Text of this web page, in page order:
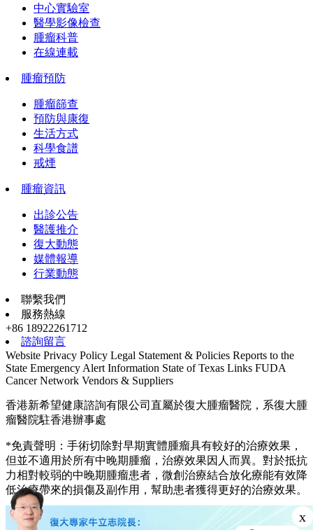
中心實驗室
醫學影像檢查
腫瘤科普
在線連載
腫瘤預防
腫瘤篩查
預防與康復
生活方式
科學食譜
戒煙
腫瘤資訊
出診公告
醫護推介
復大動態
媒體報導
行業動態
聯繫我們
服務熱線
+86 18922261712
諮詢留言
Website Privacy Policy Legal Statement & Policies Reports to the
State Emergency Alert Information State of Texas Links FUDA
Cancer Network Vendors & Suppliers
香港新希望健康諮詢有限公司直屬於復大腫瘤醫院，系復大腫
瘤醫院駐香港辦事處
*免責聲明：手術切除對早期實體腫瘤具有較好的治療效果，
但並不適用於所有中晚期腫瘤，治療效果因人而異。對於抵抗
力相對較弱的中晚期腫瘤患者，微創治療結合放化療能有效降
低治療帶來的損傷及副作用，幫助患者獲得更好的治療效果。
© 2003—2026, fuda cancer hospital. All rights reserved. x